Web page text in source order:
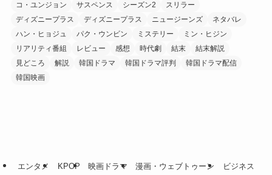
コ・ユンジョン
サスペンス シーズン2
スリラー
ディズニープラス
ディズニープラス ニュージーンズ
ネタバレ
ハン・ヒョジュ
パク・ウンビン ミステリー
ミン・ヒジン
リアリティ番組
レビュー 感想 時代劇 結末
結末解説
見どころ
解説 韓国ドラマ 韓国ドラマ評判
韓国ドラマ配信
韓国映画
エンタメ KPOP 映画ドラマ 漫画・ウェブトゥーン ビジネス